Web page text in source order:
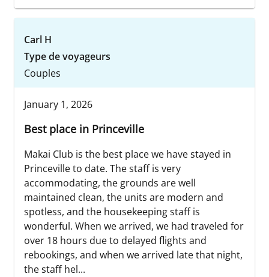
Carl H
Type de voyageurs
Couples
January 1, 2026
Best place in Princeville
Makai Club is the best place we have stayed in
Princeville to date. The staff is very
accommodating, the grounds are well
maintained clean, the units are modern and
spotless, and the housekeeping staff is
wonderful. When we arrived, we had traveled for
over 18 hours due to delayed flights and
rebookings, and when we arrived late that night,
the staff hel...